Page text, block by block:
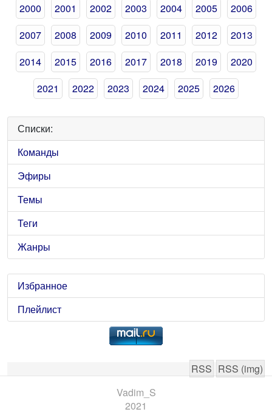
2000
2001 2002 2003 2004 2005
2006
2007
2008 2009 2010 2011 2012
2013
2014
2015 2016 2017 2018 2019
2020
2021
2022 2023 2024 2025 2026
Списки:
Команды
Эфиры
Темы
Теги
Жанры
Избранное
Плейлист
RSS RSS (img)
Vadim_S
2021